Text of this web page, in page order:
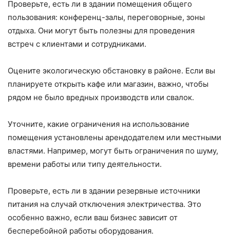
Проверьте, есть ли в здании помещения общего
пользования: конференц-залы, переговорные, зоны
отдыха. Они могут быть полезны для проведения
встреч с клиентами и сотрудниками.
Оцените экологическую обстановку в районе. Если вы
планируете открыть кафе или магазин, важно, чтобы
рядом не было вредных производств или свалок.
Уточните, какие ограничения на использование
помещения установлены арендодателем или местными
властями. Например, могут быть ограничения по шуму,
времени работы или типу деятельности.
Проверьте, есть ли в здании резервные источники
питания на случай отключения электричества. Это
особенно важно, если ваш бизнес зависит от
бесперебойной работы оборудования.